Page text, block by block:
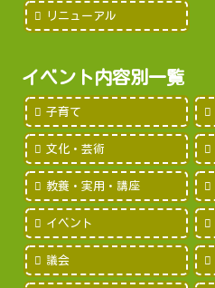
リニューアル
イベント内容別一覧
子育て
文化・芸術
教養・実用・講座
イベント
議会